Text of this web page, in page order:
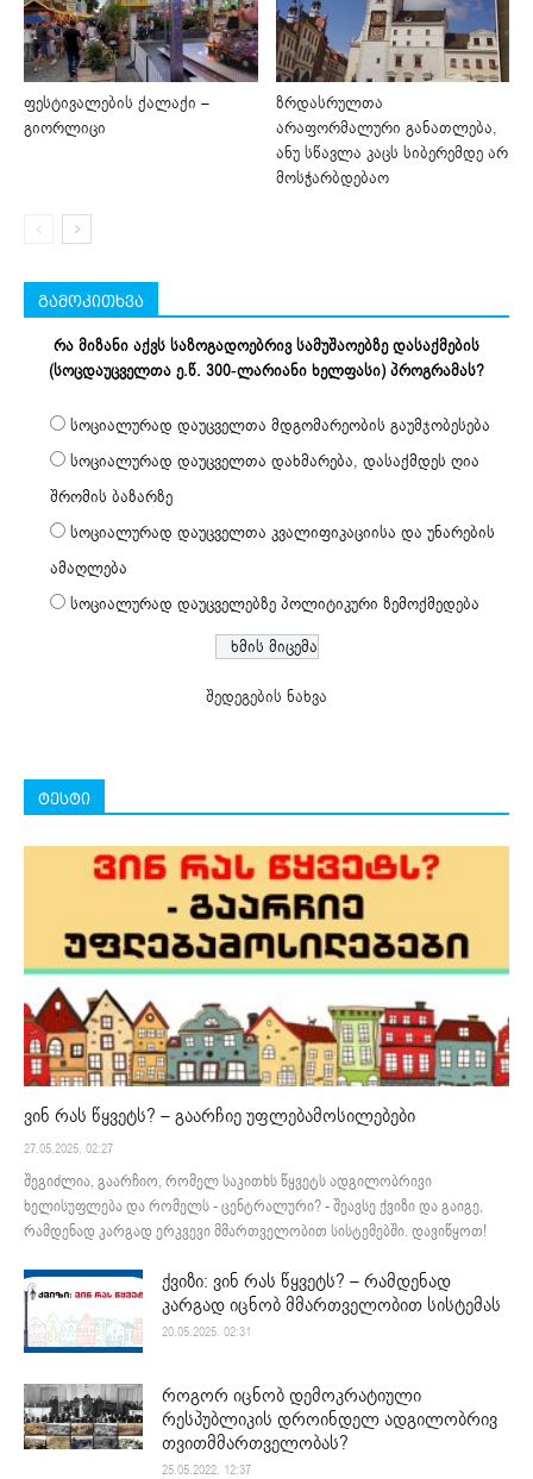
ფესტივალების ქალაქი –
გიორლიცი
ზრდასრულთა
არაფორმალური განათლება,
ანუ სწავლა კაცს სიბერემდე არ
მოსჭარბდებაო
გამოკითხვა
რა მიზანი აქვს საზოგადოებრივ სამუშაოებზე დასაქმების
(სოცდაუცველთა ე.წ. 300-ლარიანი ხელფასი) პროგრამას?
სოციალურად დაუცველთა მდგომარეობის გაუმჯობესება
სოციალურად დაუცველთა დახმარება, დასაქმდეს ღია
შრომის ბაზარზე
სოციალურად დაუცველთა კვალიფიკაციისა და უნარების
ამაღლება
სოციალურად დაუცველებზე პოლიტიკური ზემოქმედება
შედეგების ნახვა
ტესტი
ვინ რას წყვეტს? – გაარჩიე უფლებამოსილებები
27.05.2025. 02:27
შეგიძლია, გაარჩიო, რომელ საკითხს წყვეტს ადგილობრივი
ხელისუფლება და რომელს - ცენტრალური? - შეავსე ქვიზი და გაიგე,
რამდენად კარგად ერკვევი მმართველობით სისტემებში. დავიწყოთ!
ქვიზი: ვინ რას წყვეტს? – რამდენად
კარგად იცნობ მმართველობით სისტემას
20.05.2025. 02:31
როგორ იცნობ დემოკრატიული
რესპუბლიკის დროინდელ ადგილობრივ
თვითმმართველობას?
25.05.2022. 12:37